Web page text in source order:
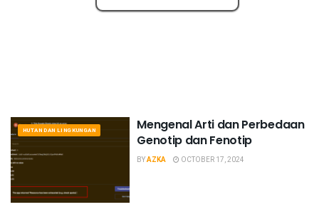
HUTAN DAN LINGKUNGAN
Mengenal Arti dan Perbedaan
Genotip dan Fenotip
BYAZKA OCTOBER 17, 2024